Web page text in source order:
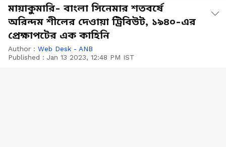
মায়াকুমারি- বাংলা সিনেমার শতবর্ষে
অরিন্দম শীলের দেওায়া ট্রিবিউট, ১৯৪০-এর
প্রেক্ষাপটের এক কাহিনি
Author : Web Desk - ANB
Published : Jan 13 2023, 12:48 PM IST